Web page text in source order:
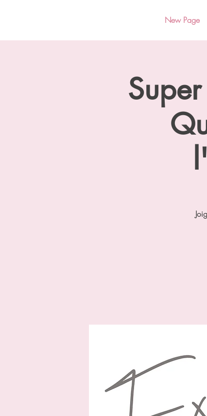
New Page